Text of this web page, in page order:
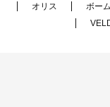
オリス
ボー